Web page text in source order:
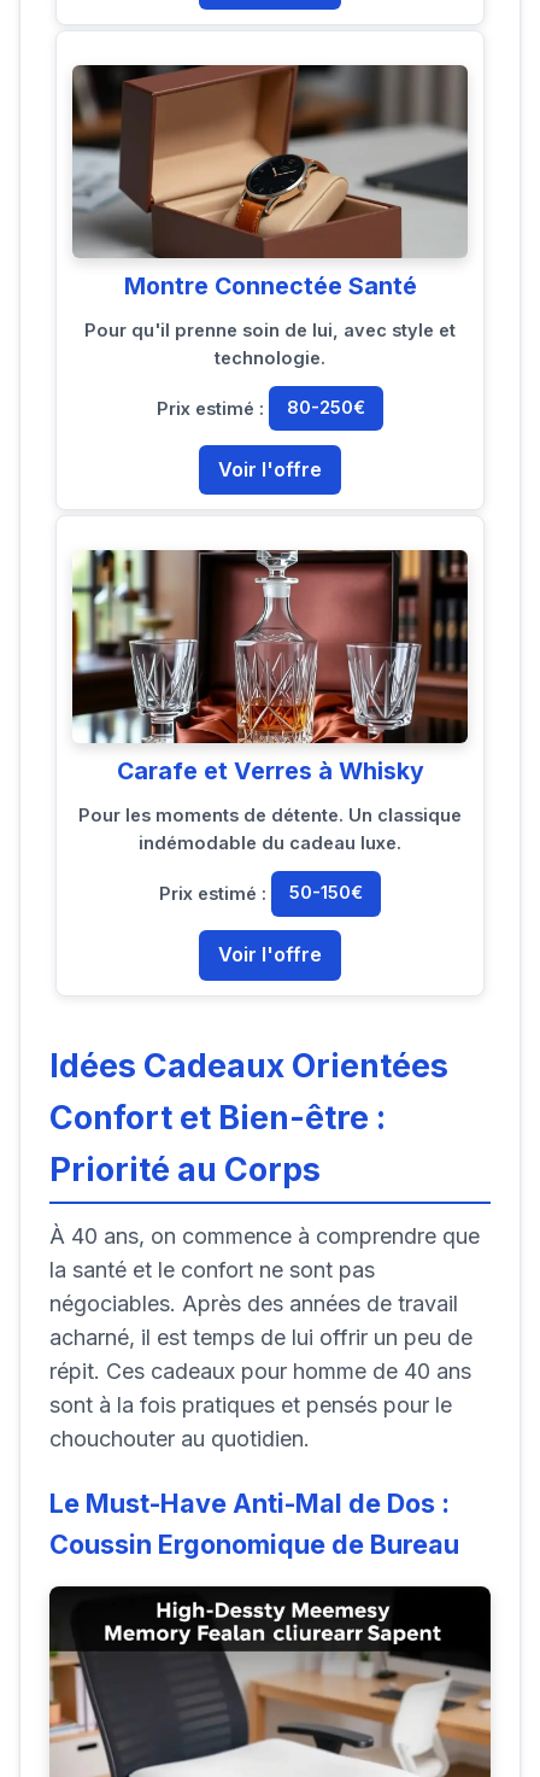
Montre Connectée Santé
Pour qu'il prenne soin de lui, avec style et
technologie.
Prix estimé : 80-250€
Voir l'offre
Carafe et Verres à Whisky
Pour les moments de détente. Un classique
indémodable du cadeau luxe.
Prix estimé : 50-150€
Voir l'offre
Idées Cadeaux Orientées
Confort et Bien-être :
Priorité au Corps
À 40 ans, on commence à comprendre que
la santé et le confort ne sont pas
négociables. Après des années de travail
acharné, il est temps de lui offrir un peu de
répit. Ces cadeaux pour homme de 40 ans
sont à la fois pratiques et pensés pour le
chouchouter au quotidien.
Le Must-Have Anti-Mal de Dos :
Coussin Ergonomique de Bureau